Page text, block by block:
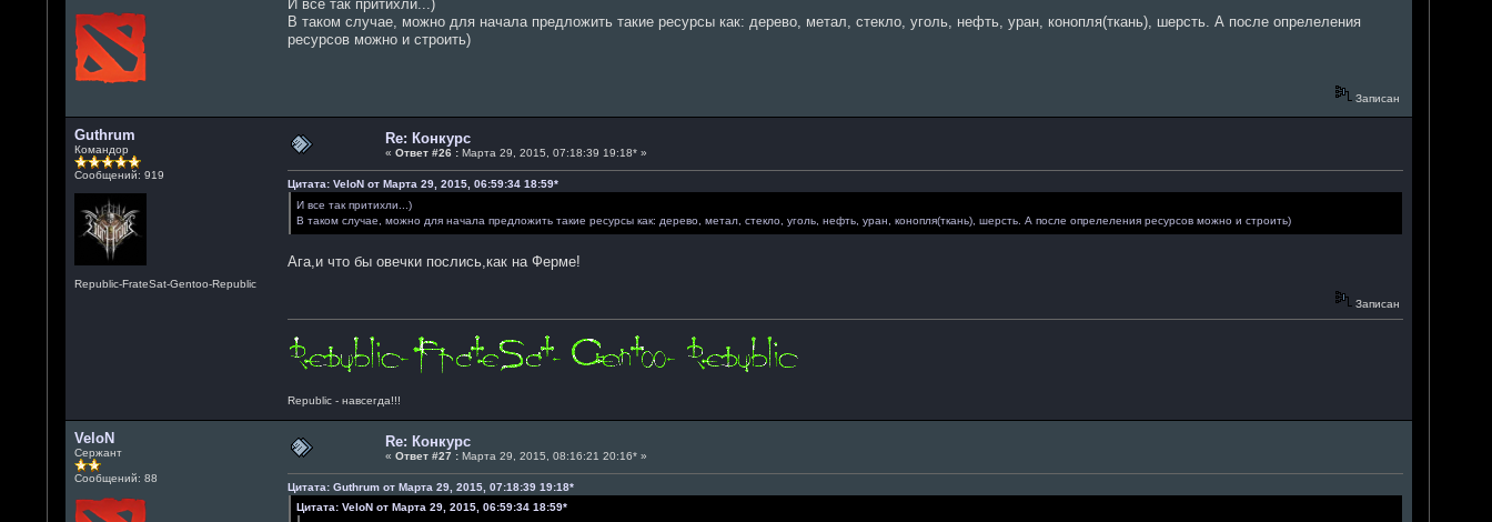
И все так притихли...)
В таком случае, можно для начала предложить такие ресурсы как: дерево, метал, стекло, уголь, нефть, уран, конопля(ткань), шерсть. А после опрелеления
ресурсов можно и строить)
Записан
Guthrum
Командор
Сообщений: 919
Republic-FrateSat-Gentoo-Republic
Re: Конкурс
«Ответ #26 : Марта 29, 2015, 07:18:39 19:18* »
Цитата: VeloN от Марта 29, 2015, 06:59:34 18:59*
И все так притихли...)
В таком случае, можно для начала предложить такие ресурсы как: дерево, метал, стекло, уголь, нефть, уран, конопля(ткань), шерсть. А после опрелеления ресурсов можно и строить)
Ага,и что бы овечки послись,как на Ферме!
Записан
Republic - навсегда!!!
VeloN
Сержант
Сообщений: 88
Re: Конкурс
«Ответ #27 : Марта 29, 2015, 08:16:21 20:16* »
Цитата: Guthrum от Марта 29, 2015, 07:18:39 19:18*
Цитата: VeloN от Марта 29, 2015, 06:59:34 18:59*